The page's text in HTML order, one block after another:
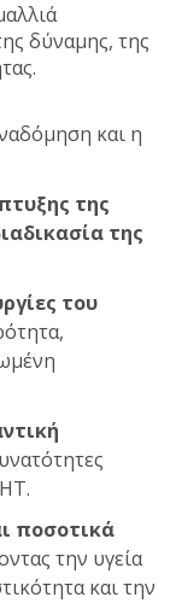
δύναμης, της
και η
της
της
του
ποσοτικά
την υγεία
και την